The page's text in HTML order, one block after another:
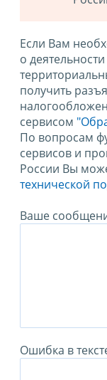
Если Вам
о
получить
сервисом
По вопросам
сервисов и
России Вы
технической
Ваше
Ошибка в